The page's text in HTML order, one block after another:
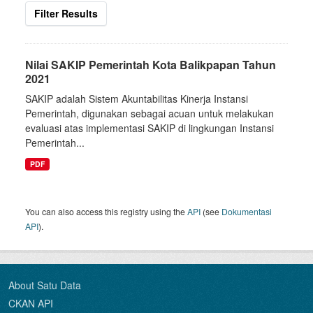
Filter Results
Nilai SAKIP Pemerintah Kota Balikpapan Tahun
2021
SAKIP adalah Sistem Akuntabilitas Kinerja Instansi
Pemerintah, digunakan sebagai acuan untuk melakukan
evaluasi atas implementasi SAKIP di lingkungan Instansi
Pemerintah...
PDF
You can also access this registry using theAPI (see Dokumentasi
API).
About Satu Data
CKAN API